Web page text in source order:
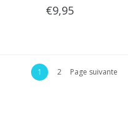
€9,95
1 2 Page suivante